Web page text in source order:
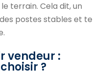
terrain. Cela dit, un
postes stables et te
vendeur :
?